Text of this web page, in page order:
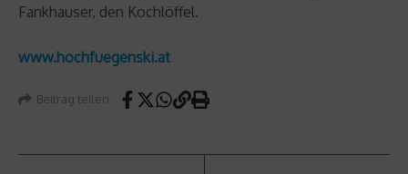
Fankhauser, den Kochlöffel.
www.hochfuegenski.at
Beitrag teilen